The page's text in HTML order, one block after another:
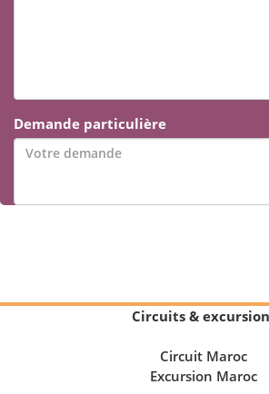
Demande particulière
Circuits &
Circuit Maroc
Excursion Maroc